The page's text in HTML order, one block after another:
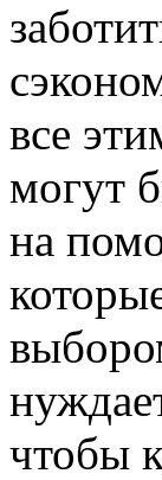
все
могут
на
чтобы